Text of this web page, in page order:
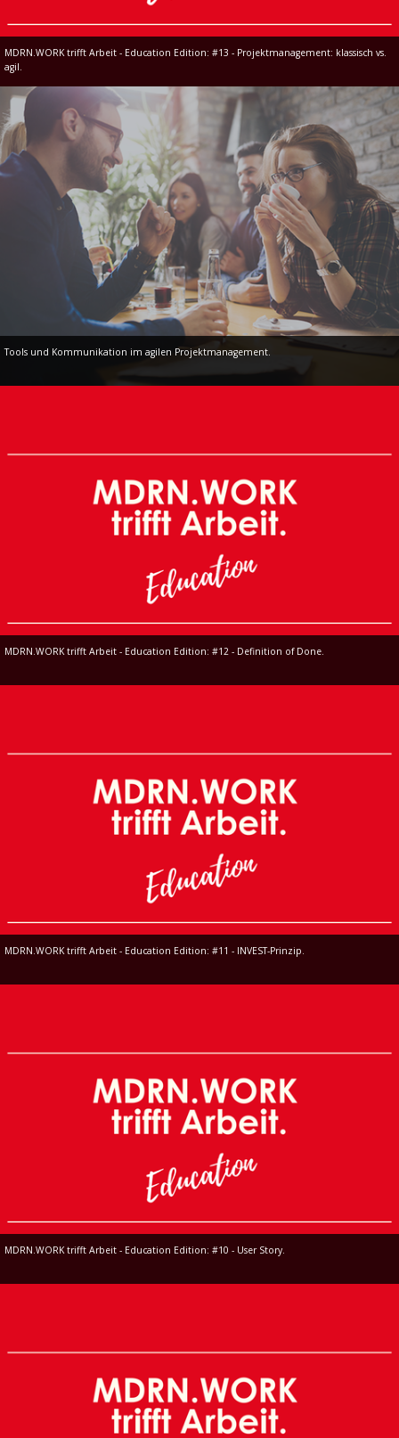
MDRN.WORK trifft Arbeit - Education Edition: #13 - Projektmanagement: klassisch vs.
agil.
Tools und Kommunikation im agilen Projektmanagement.
MDRN.WORK trifft Arbeit - Education Edition: #12 - Definition of Done.
MDRN.WORK trifft Arbeit - Education Edition: #11 - INVEST-Prinzip.
MDRN.WORK trifft Arbeit - Education Edition: #10 - User Story.